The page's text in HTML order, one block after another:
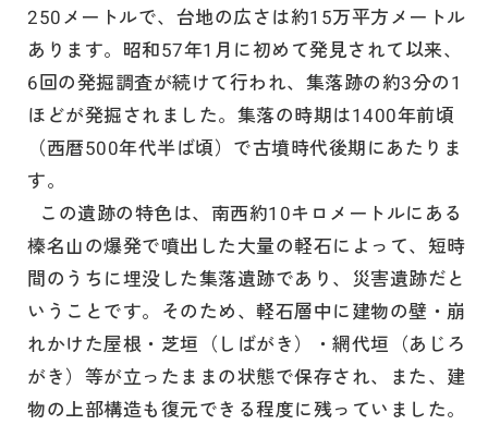
250メートルで、台地の広さは約15万平方メートル
あります。昭和57年1月に初めて発見されて以来、
6回の発掘調査が続けて行われ、集落跡の約3分の1
ほどが発掘されました。集落の時期は1400年前頃
（西暦500年代半ば頃）で古墳時代後期にあたりま
す。
この遺跡の特色は、南西約10キロメートルにある
榛名山の爆発で噴出した大量の軽石によって、短時
間のうちに埋没した集落遺跡であり、災害遺跡だと
いうことです。そのため、軽石層中に建物の壁・崩
れかけた屋根・芝垣（しばがき）・網代垣（あじろ
がき）等が立ったままの状態で保存され、また、建
物の上部構造も復元できる程度に残っていました。